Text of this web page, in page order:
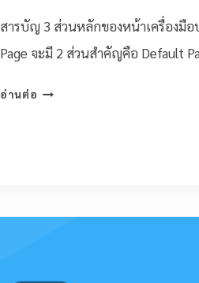
สารบัญ 3 ส่วนหลักของหน้าเครื่องมื
Page จะมี 2 ส่วนสำคัญคือ Default
อ่านต่อ